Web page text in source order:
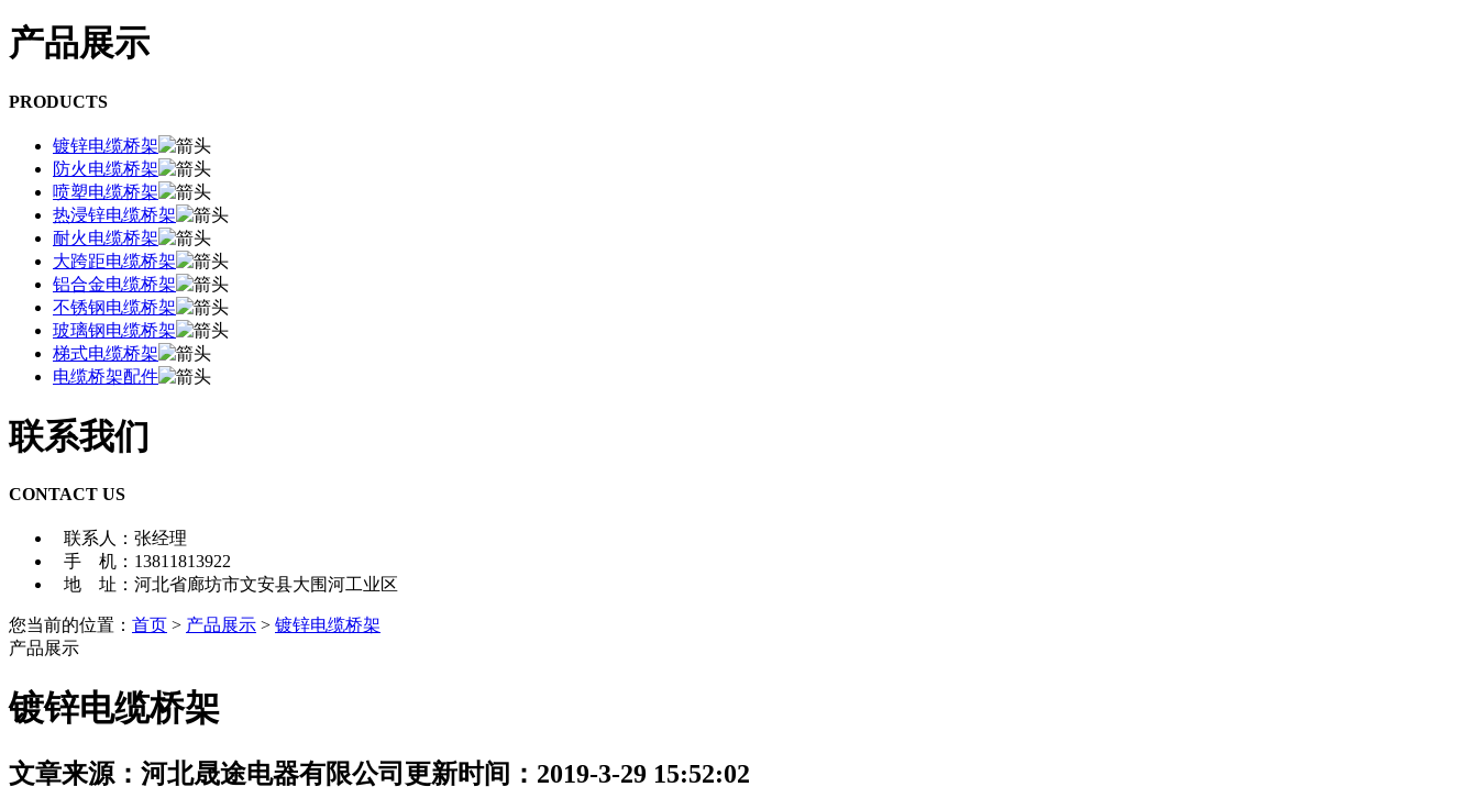
产品展示
PRODUCTS
镀锌电缆桥架
防火电缆桥架
喷塑电缆桥架
热浸锌电缆桥架
耐火电缆桥架
大跨距电缆桥架
铝合金电缆桥架
不锈钢电缆桥架
玻璃钢电缆桥架
梯式电缆桥架
电缆桥架配件
联系我们
CONTACT US
联系人：张经理
手 机：13811813922
地 址：河北省廊坊市文安县大围河工业区
您当前的位置： 首页 > 产品展示 > 镀锌电缆桥架
产品展示
镀锌电缆桥架
文章来源：河北晟途电器有限公司 更新时间：2019-3-29 15:52:02